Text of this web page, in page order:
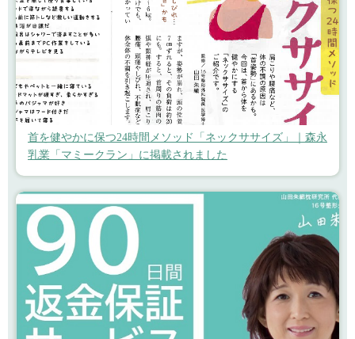
首を健やかに保つ24時間メソッド「ネックササイズ」｜森永
乳業「マミークラン」に掲載されました